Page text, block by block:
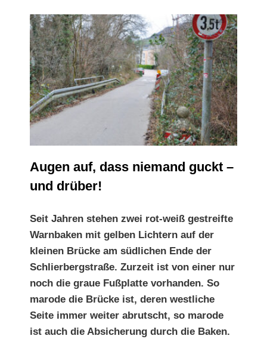
up
Boulevard
Augen auf, dass niemand guckt – und drüber!
Augen auf, dass niemand guckt –
und drüber!
Seit Jahren stehen zwei rot-weiß gestreifte
Warnbaken mit gelben Lichtern auf der
kleinen Brücke am südlichen Ende der
Schlierbergstraße. Zurzeit ist von einer nur
noch die graue Fußplatte vorhanden. So
marode die Brücke ist, deren westliche
Seite immer weiter abrutscht, so marode
ist auch die Absicherung durch die Baken.